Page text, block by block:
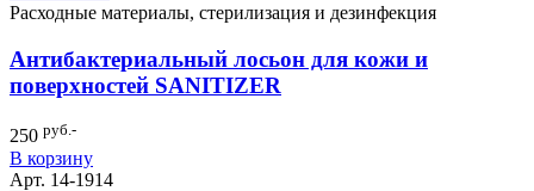
Расходные материалы, стерилизация и дезинфекция
Антибактериальный лосьон для кожи и
поверхностей SANITIZER
250 руб.-
В корзину
Арт. 14-1914